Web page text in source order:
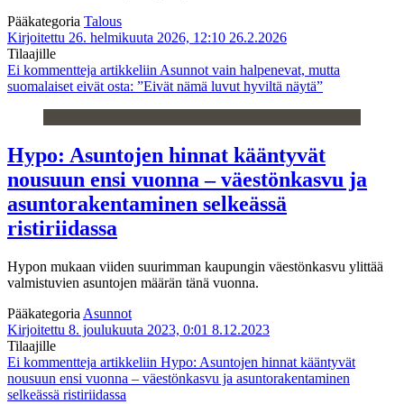
Pääkategoria Talous
Kirjoitettu 26. helmikuuta 2026, 12:10 26.2.2026
Tilaajille
Ei kommentteja artikkeliin Asunnot vain halpenevat, mutta
suomalaiset eivät osta: ”Eivät nämä luvut hyviltä näytä”
Hypo: Asuntojen hinnat kääntyvät
nousuun ensi vuonna – väestönkasvu ja
asuntorakentaminen selkeässä
ristiriidassa
Hypon mukaan viiden suurimman kaupungin väestönkasvu ylittää
valmistuvien asuntojen määrän tänä vuonna.
Pääkategoria Asunnot
Kirjoitettu 8. joulukuuta 2023, 0:01 8.12.2023
Tilaajille
Ei kommentteja artikkeliin Hypo: Asuntojen hinnat kääntyvät
nousuun ensi vuonna – väestönkasvu ja asuntorakentaminen
selkeässä ristiriidassa